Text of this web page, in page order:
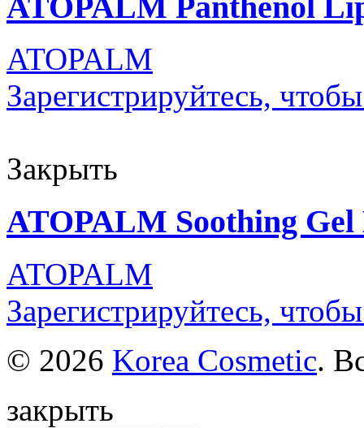
ATOPALM
Зарегистрируйтесь,
Закрыть
ATOPALM Soothing
ATOPALM
Зарегистрируйтесь,
© 2026 Korea Cosmetic.
закрыть